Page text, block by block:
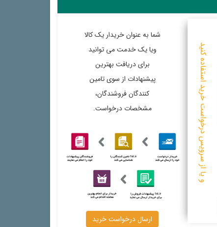
و یا از سرویس درخواست خرید استفاده کنید
شما به عنوان خریدار یک کالا
ویا یک خدمت می توانید
برای دریافت بهترین
پیشنهادات از سوی تامین
کنندگان فروشندگان،
مشخصات درخواست.
ارسال درخواست خرید